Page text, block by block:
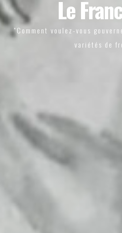
Le
"Comment voulez-vous
variétés de